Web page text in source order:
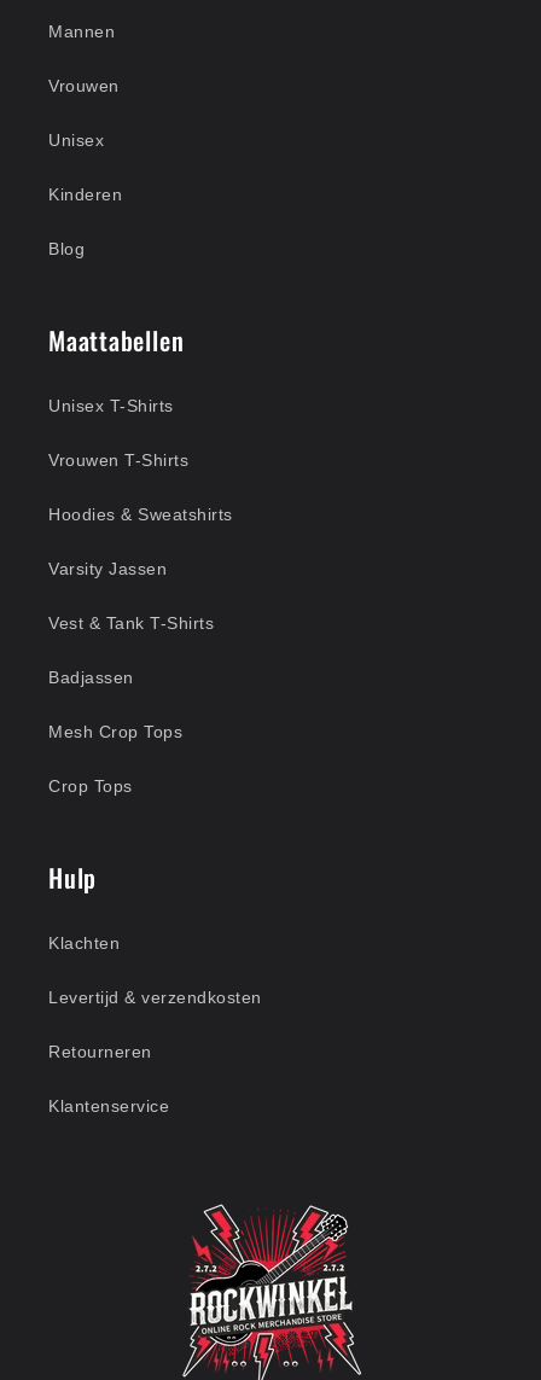
Mannen
Vrouwen
Unisex
Kinderen
Blog
Maattabellen
Unisex T-Shirts
Vrouwen T-Shirts
Hoodies & Sweatshirts
Varsity Jassen
Vest & Tank T-Shirts
Badjassen
Mesh Crop Tops
Crop Tops
Hulp
Klachten
Levertijd & verzendkosten
Retourneren
Klantenservice